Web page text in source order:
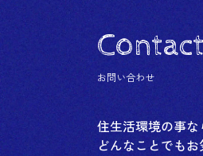
お問い合わせ
住生活環境の事な
どんなことでもお